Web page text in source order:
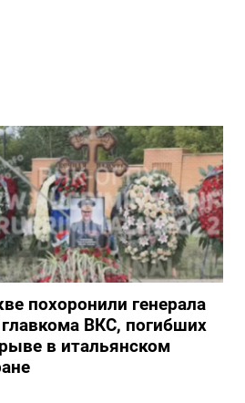
похоронили генерала
ВКС, погибших
в итальянском